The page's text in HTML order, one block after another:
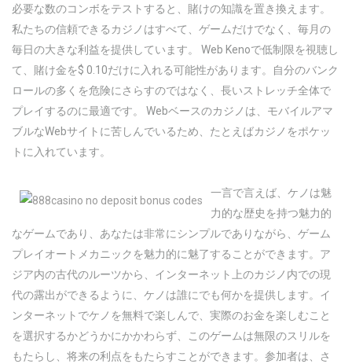
必要な数のコンボをテストすると、賭けの知識を置き換えます。
私たちの信頼できるカジノはすべて、ゲームだけでなく、毎月の
毎日の大きな利益を提供しています。 Web Kenoで低制限を視聴し
て、賭け金を$ 0.10だけに入れる可能性があります。自分のバンク
ロールの多くを危険にさらすのではなく、長いストレッチ全体で
プレイするのに最適です。 Webベースのカジノは、モバイルアマ
ブルなWebサイトに苦しんでいるため、たとえばカジノをポケッ
トに入れています。
一言で言えば、ケノは魅
力的な歴史を持つ魅力的
なゲームであり、あなたは非常にシンプルでありながら、ゲーム
プレイオートメカニックを魅力的に魅了することができます。ア
ジア内の古代のルーツから、インターネット上のカジノ内での現
代の露出ができるように、ケノは誰にでも何かを提供します。イ
ンターネットでケノを無料で楽しんで、実際のお金を楽しむこと
を選択するかどうかにかかわらず、このゲームは無限のスリルを
もたらし、将来の利点をもたらすことができます。参加者は、さ